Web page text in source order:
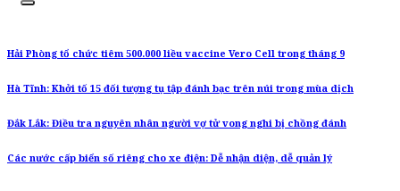
Hải Phòng tổ chức tiêm 500.000 liều vaccine Vero Cell trong tháng 9
Hà Tĩnh: Khởi tố 15 đối tượng tụ tập đánh bạc trên núi trong mùa dịch
Đắk Lắk: Điều tra nguyên nhân người vợ tử vong nghi bị chồng đánh
Các nước cấp biển số riêng cho xe điện: Dễ nhận diện, dễ quản lý